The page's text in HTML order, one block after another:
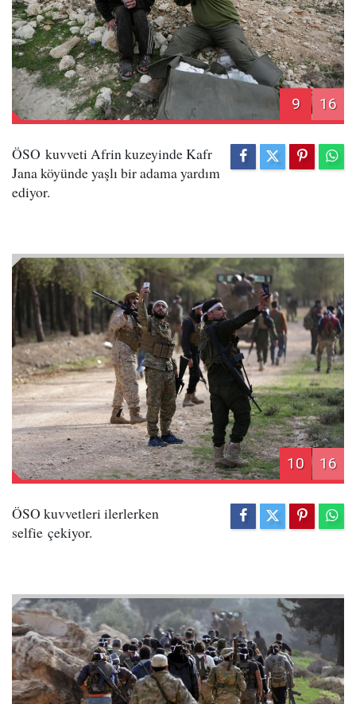
9 16
ÖSO kuvveti Afrin kuzeyinde Kafr
Jana köyünde yaşlı bir adama yardım
ediyor.
10 16
ÖSO kuvvetleri ilerlerken
selfie çekiyor.